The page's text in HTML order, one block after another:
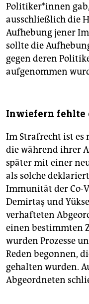
Politiker*innen
ausschließlich die
Aufhebung jener
sollte die
gegen deren
aufgenommen
Inwiefern fehlte
Im Strafrecht ist es
die während ihrer
später mit einer
als solche
Immunität der Co-
Demirtaş und
verhafteten
einen bestimmten
wurden Prozesse
Reden begonnen,
gehalten wurden.
Abgeordneten